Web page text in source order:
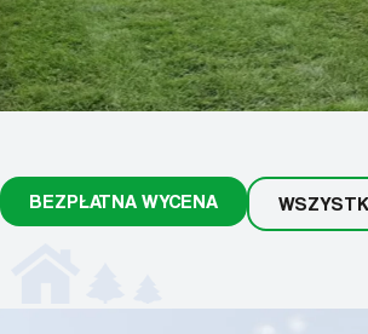
BEZPŁATNA WYCENA